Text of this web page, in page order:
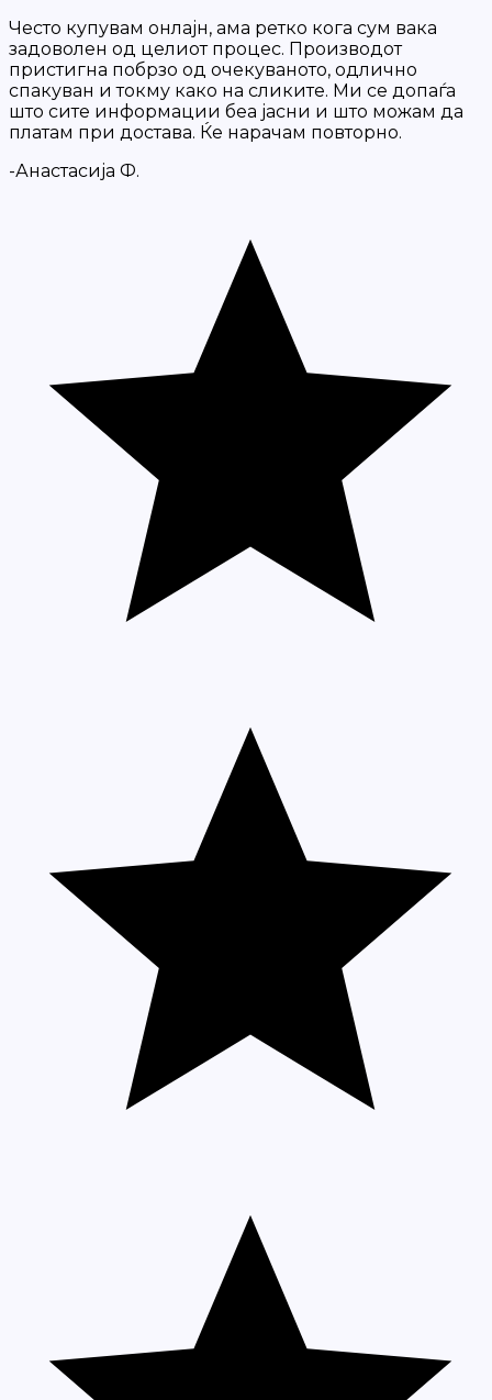
Често купувам онлајн, ама ретко кога сум вака
задоволен од целиот процес. Производот
пристигна побрзо од очекуваното, одлично
спакуван и токму како на сликите. Ми се допаѓа
што сите информации беа јасни и што можам да
платам при достава. Ќе нарачам повторно.
-Анастасија Ф.